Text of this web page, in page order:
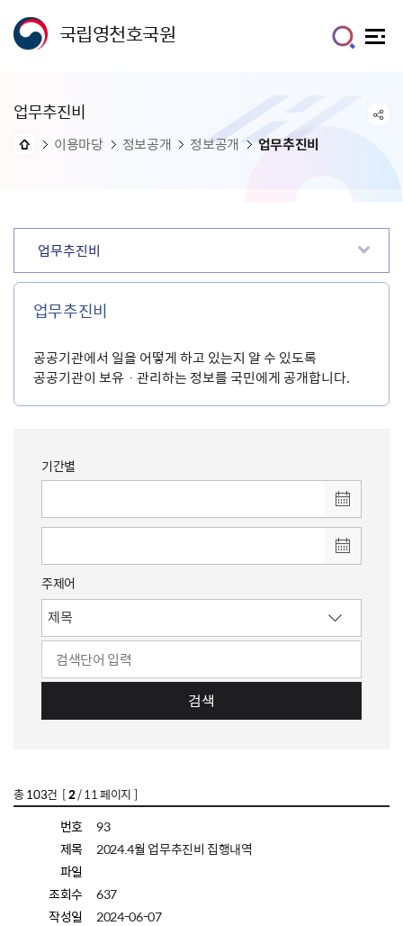
국립영천호국원
업무추진비
이용마당 정보공개 정보공개 업무추진비
업무추진비
업무추진비
공공기관에서 일을 어떻게 하고 있는지 알 수 있도록
공공기관이 보유ㆍ관리하는 정보를 국민에게 공개합니다.
기간별
주제어
검색
총103건 [2/ 11 페이지 ]
번호
93
제목
2024.4월 업무추진비 집행내역
파일
조회수
637
작성일
2024-06-07